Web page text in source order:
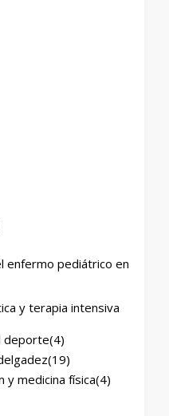
enfermo pediátrico en
y terapia intensiva
deporte(4)
(19)
y medicina física(4)